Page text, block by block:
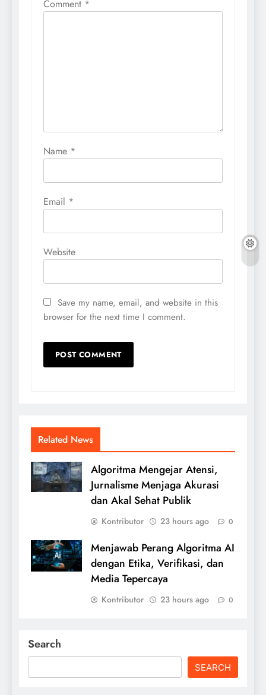
Comment *
Name *
Email *
Website
Save my name, email, and website in this
browser for the next time I comment.
Related News
Algoritma Mengejar Atensi,
Jurnalisme Menjaga Akurasi
dan Akal Sehat Publik
Kontributor 23 hours ago 0
Menjawab Perang Algoritma AI
dengan Etika, Verifikasi, dan
Media Tepercaya
Kontributor 23 hours ago 0
Search
SEARCH